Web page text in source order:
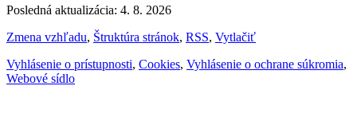
Posledná aktualizácia: 4. 8. 2026
Zmena vzhľadu, Štruktúra stránok, RSS, Vytlačiť
Vyhlásenie o prístupnosti, Cookies, Vyhlásenie o ochrane súkromia,
Webové sídlo